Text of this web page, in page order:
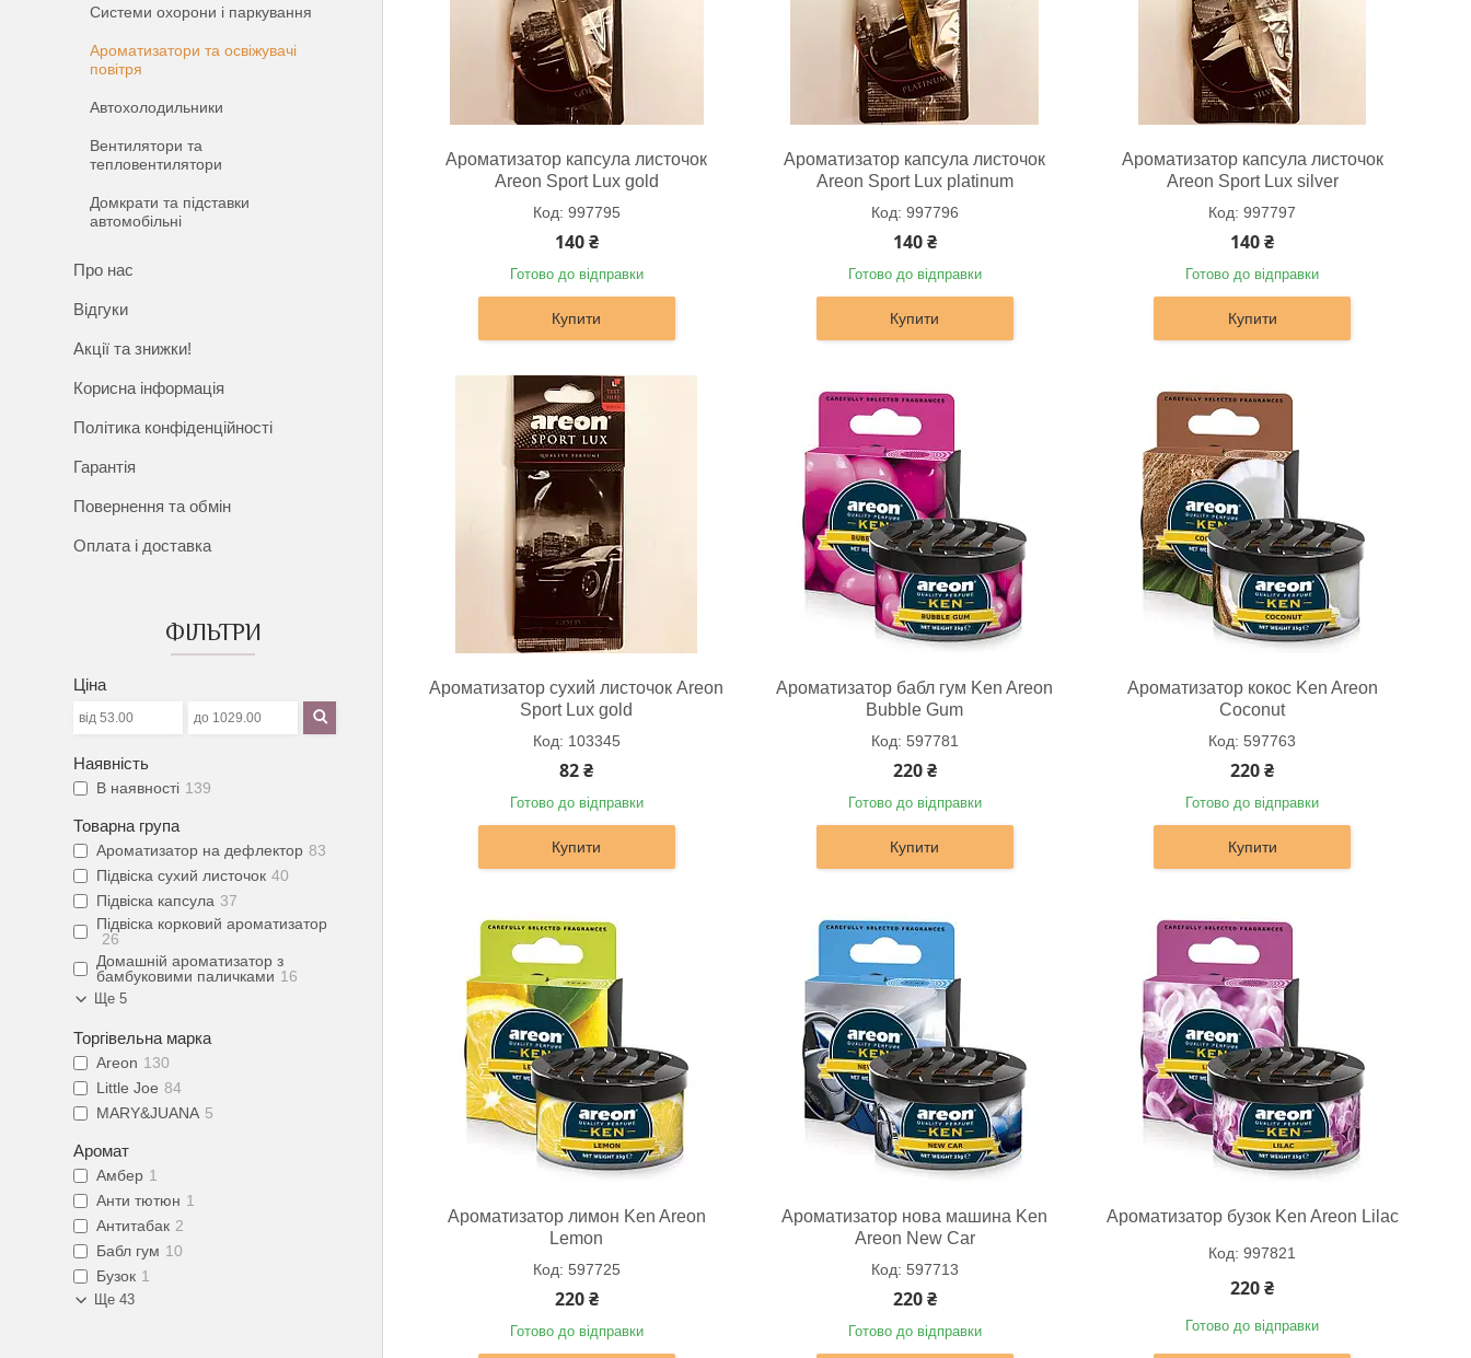
Системи охорони і паркування
Ароматизатори та освіжувачі
повітря
Автохолодильники
Вентилятори та
тепловентилятори
Домкрати та підставки
автомобільні
Про нас
Відгуки
Акції та знижки!
Корисна інформація
Політика конфіденційності
Гарантія
Повернення та обмін
Оплата і доставка
ФІЛЬТРИ
Ціна
Наявність
В наявності 139
Товарна група
Ароматизатор на дефлектор 83
Підвіска сухий листочок 40
Підвіска капсула 37
Підвіска корковий ароматизатор
26
Домашній ароматизатор з
бамбуковими паличками 16
Ще 5
Торгівельна марка
Areon 130
Little Joe 84
MARY&JUANA 5
Аромат
Амбер 1
Анти тютюн 1
Антитабак 2
Бабл гум 10
Бузок 1
Ще 43
Ароматизатор капсула листочок
Areon Sport Lux gold
997795
140 ₴
Готово до відправки
Купити
Ароматизатор капсула листочок
Areon Sport Lux platinum
997796
140 ₴
Готово до відправки
Купити
Ароматизатор капсула листочок
Areon Sport Lux silver
997797
140 ₴
Готово до відправки
Купити
Ароматизатор сухий листочок Areon
Sport Lux gold
103345
82 ₴
Готово до відправки
Купити
Ароматизатор бабл гум Ken Areon
Bubble Gum
597781
220 ₴
Готово до відправки
Купити
Ароматизатор кокос Ken Areon
Coconut
597763
220 ₴
Готово до відправки
Купити
Ароматизатор лимон Ken Areon
Lemon
597725
220 ₴
Готово до відправки
Ароматизатор нова машина Ken
Areon New Car
597713
220 ₴
Готово до відправки
Ароматизатор бузок Ken Areon Lilac
997821
220 ₴
Готово до відправки